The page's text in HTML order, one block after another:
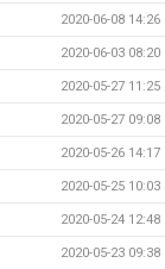
2020-06-08 14:26
2020-06-03 08:20
2020-05-27 11:25
2020-05-27 09:08
2020-05-26 14:17
2020-05-25 10:03
2020-05-24 12:48
2020-05-23 09:38